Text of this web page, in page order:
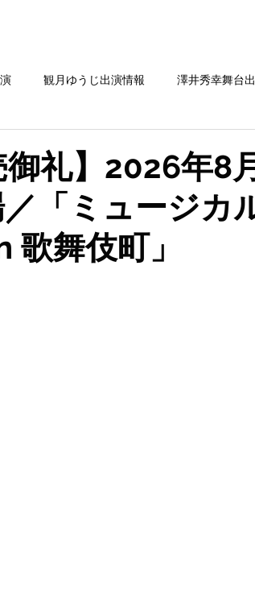
観月ゆうじ出演情報 澤井秀幸舞台
御礼】2026年8
「ミュージカ
舞伎町」